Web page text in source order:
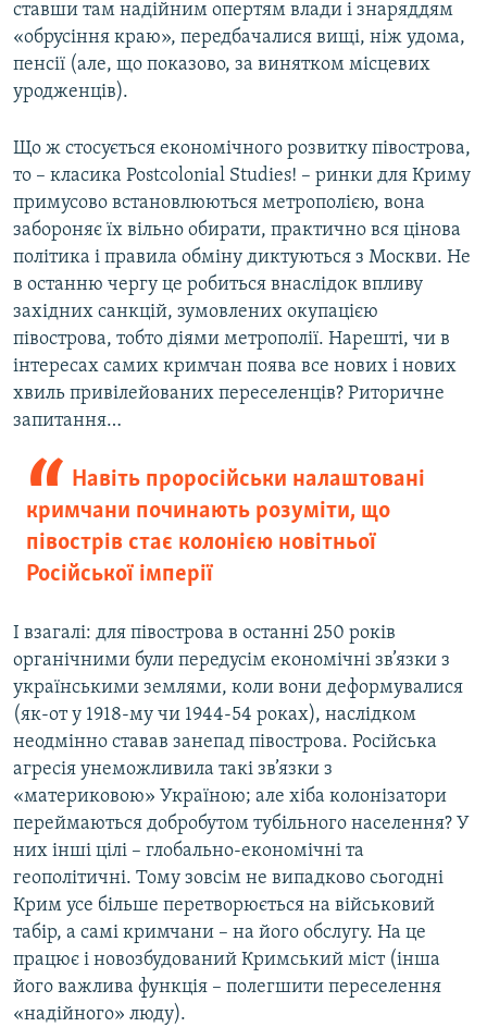
ставши там надійним опертям влади і знаряддям
«обрусіння краю», передбачалися вищі, ніж удома,
пенсії (але, що показово, за винятком місцевих
уродженців).
Що ж стосується економічного розвитку півострова,
то – класика Postcolonial Studies! – ринки для Криму
примусово встановлюються метрополією, вона
забороняє їх вільно обирати, практично вся цінова
політика і правила обміну диктуються з Москви. Не
в останню чергу це робиться внаслідок впливу
західних санкцій, зумовлених окупацією
півострова, тобто діями метрополії. Нарешті, чи в
інтересах самих кримчан поява все нових і нових
хвиль привілейованих переселенців? Риторичне
запитання…
Навіть проросійськи налаштовані
кримчани починають розуміти, що
півострів стає колонією новітньої
Російської імперії
І взагалі: для півострова в останні 250 років
органічними були передусім економічні зв’язки з
українськими землями, коли вони деформувалися
(як-от у 1918-му чи 1944-54 роках), наслідком
неодмінно ставав занепад півострова. Російська
агресія унеможливила такі зв’язки з
«материковою» Україною; але хіба колонізатори
переймаються добробутом тубільного населення? У
них інші цілі – глобально-економічні та
геополітичні. Тому зовсім не випадково сьогодні
Крим усе більше перетворюється на військовий
табір, а самі кримчани – на його обслугу. На це
працює і новозбудований Кримський міст (інша
його важлива функція – полегшити переселення
«надійного» люду).